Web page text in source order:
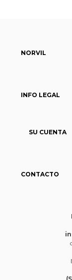
NORVIL
INFO LEGAL
SU CUENTA
CONTACTO